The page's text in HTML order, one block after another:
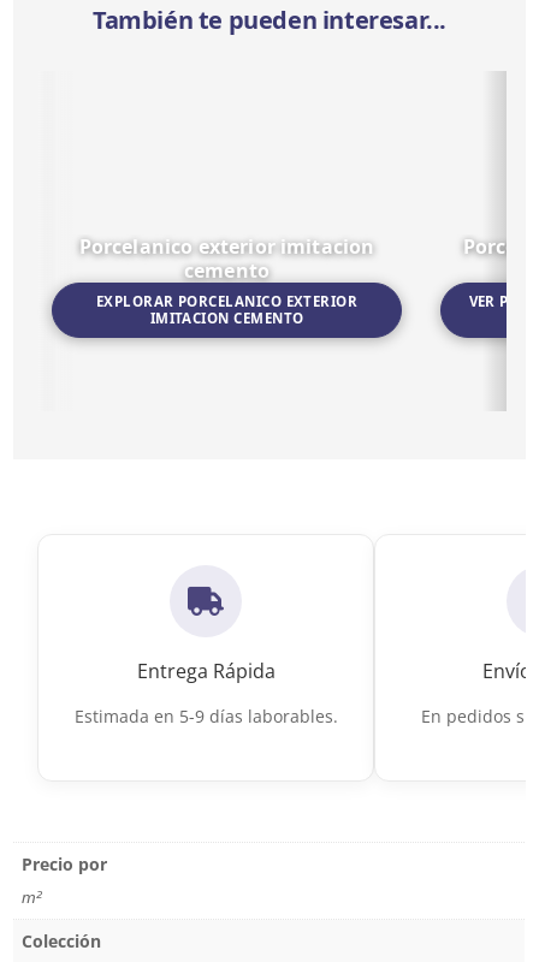
También te pueden interesar...
Porcelanico exterior imitacion
cemento
EXPLORAR PORCELANICO EXTERIOR
IMITACION CEMENTO
VER
Entrega Rápida
Estimada en 5-9 días laborables. En pedidos
Precio por
m²
Colección